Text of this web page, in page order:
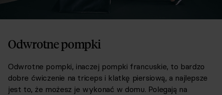
Odwrotne pompki
Odwrotne pompki, inaczej pompki francuskie, to bardzo
dobre ćwiczenie na triceps i klatkę piersiową, a najlepsze
jest to, że możesz je wykonać w domu. Polegają na